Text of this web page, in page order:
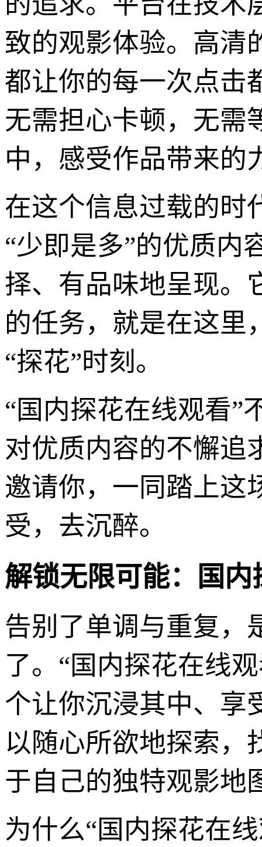
致的观影体验。高清
都让你的每一次点击
无需担心卡顿，无需
中，感受作品带来的
在这个信息过载的时
“少即是多”的优质内
择、有品味地呈现。
的任务，就是在这里
“探花”时刻。
“国内探花在线观看”
对优质内容的不懈追
邀请你，一同踏上这
受，去沉醉。
解锁无限可能：国
告别了单调与重复，
了。“国内探花在线
个让你沉浸其中、享
以随心所欲地探索，
于自己的独特观影地
为什么“国内探花在